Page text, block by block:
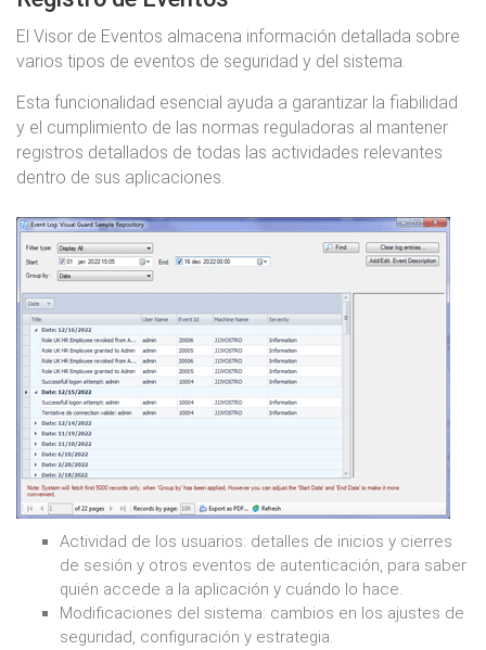
El Visor de Eventos almacena información detallada sobre
varios tipos de eventos de seguridad y del sistema.
Esta funcionalidad esencial ayuda a garantizar la fiabilidad
y el cumplimiento de las normas reguladoras al mantener
registros detallados de todas las actividades relevantes
dentro de sus aplicaciones.
Actividad de los usuarios: detalles de inicios y cierres
de sesión y otros eventos de autenticación, para saber
quién accede a la aplicación y cuándo lo hace.
Modificaciones del sistema: cambios en los ajustes de
seguridad, configuración y estrategia.